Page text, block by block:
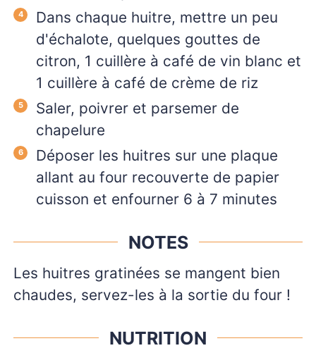
Dans chaque huitre, mettre un peu
d'échalote, quelques gouttes de
citron, 1 cuillère à café de vin blanc et
1 cuillère à café de crème de riz
Saler, poivrer et parsemer de
chapelure
Déposer les huitres sur une plaque
allant au four recouverte de papier
cuisson et enfourner 6 à 7 minutes
NOTES
Les huitres gratinées se mangent bien
chaudes, servez-les à la sortie du four !
NUTRITION